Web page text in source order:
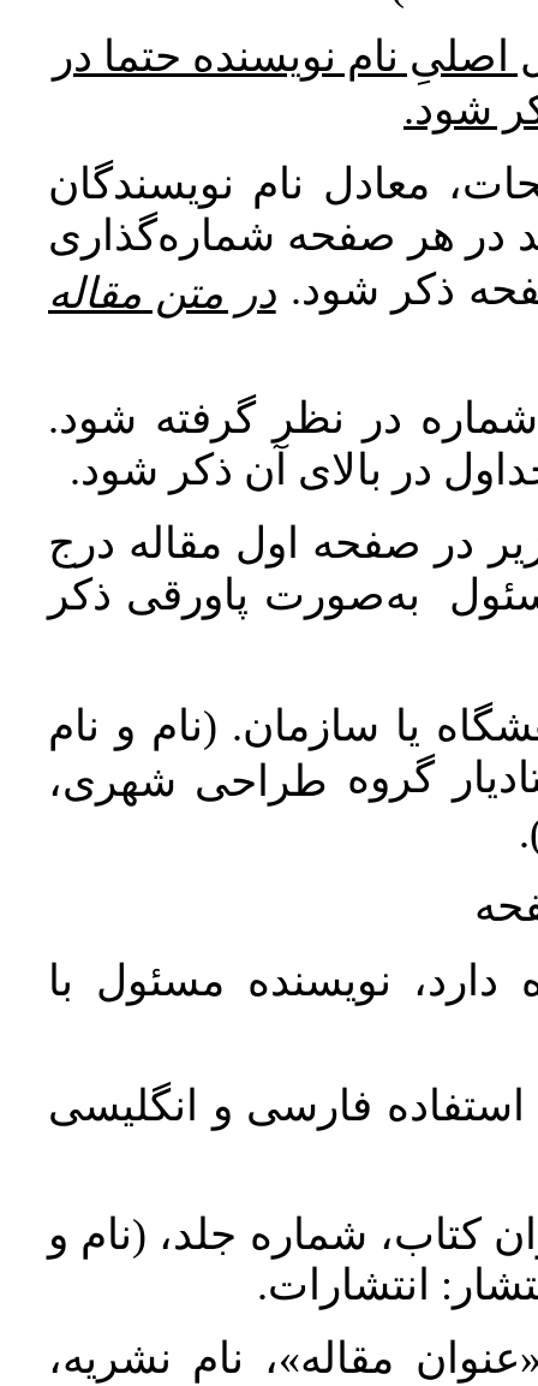
نام نویسنده حتما در
شود.
معادل نام نویسندگان
در هر صفحه شماره‌گذاری
ذکر شود. در متن مقاله
در نظر گرفته شود.
در بالای آن ذکر شود.
در صفحه اول مقاله درج
به‌صورت پاورقی ذکر
یا سازمان. (نام و نام
گروه طراحی شهری،
نویسنده مسئول با
استفاده فارسی و انگلیسی
کتاب، شماره جلد، (نام و
انتشارات.
مقاله»، نام نشریه،